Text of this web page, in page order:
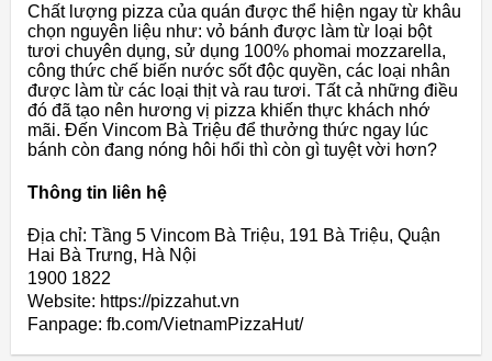
Chất lượng pizza của quán được thể hiện ngay từ khâu
chọn nguyên liệu như: vỏ bánh được làm từ loại bột
tươi chuyên dụng, sử dụng 100% phomai mozzarella,
công thức chế biến nước sốt độc quyền, các loại nhân
được làm từ các loại thịt và rau tươi. Tất cả những điều
đó đã tạo nên hương vị pizza khiến thực khách nhớ
mãi. Đến Vincom Bà Triệu để thưởng thức ngay lúc
bánh còn đang nóng hôi hổi thì còn gì tuyệt vời hơn?
Thông tin liên hệ
Địa chỉ: Tầng 5 Vincom Bà Triệu, 191 Bà Triệu, Quận
Hai Bà Trưng, Hà Nội
1900 1822
Website: https://pizzahut.vn
Fanpage: fb.com/VietnamPizzaHut/